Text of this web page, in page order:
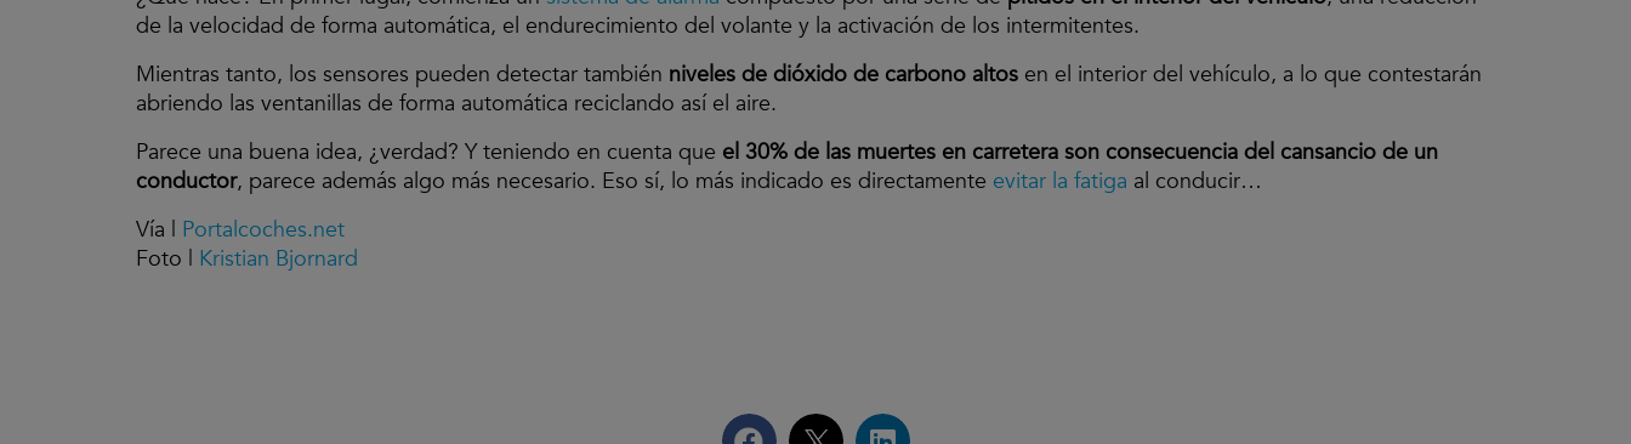
de la velocidad de forma automática, el endurecimiento del volante y la activación de los intermitentes.
Mientras tanto, los sensores pueden detectar también niveles de dióxido de carbono altos en el interior del vehículo, a lo que contestarán
abriendo las ventanillas de forma automática reciclando así el aire.
Parece una buena idea, ¿verdad? Y teniendo en cuenta que el 30% de las muertes en carretera son consecuencia del cansancio de un
conductor, parece además algo más necesario. Eso sí, lo más indicado es directamente evitar la fatiga al conducir…
Vía | Portalcoches.net
Foto | Kristian Bjornard